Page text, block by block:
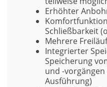
Erhöhter
Schließbarkeit
Mehrere
Integrierter
Speicherung
und -
Ausführung)